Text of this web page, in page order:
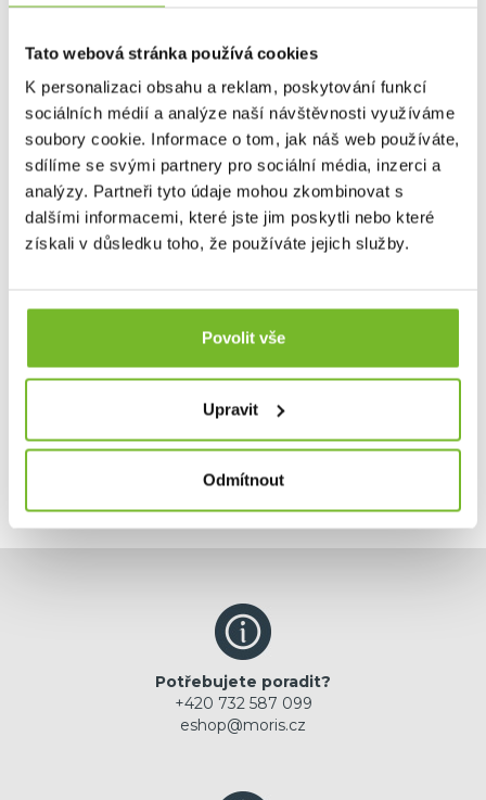
Tato webová stránka používá cookies
K personalizaci obsahu a reklam, poskytování funkcí
sociálních médií a analýze naší návštěvnosti využíváme
soubory cookie. Informace o tom, jak náš web používáte,
sdílíme se svými partnery pro sociální média, inzerci a
analýzy. Partneři tyto údaje mohou zkombinovat s
dalšími informacemi, které jste jim poskytli nebo které
získali v důsledku toho, že používáte jejich služby.
Povolit vše
Upravit
Odmítnout
Nůž Leatherman Skeletool KBX Paradise
Zavírací nůž Leatherman Skeletool KBX Zavírací nůž
Leatherma...
1 290 Kč
Skladem: posledních 10 ks
Kód: 833600
Potřebujete poradit?
+420 732 587 099
eshop@moris.cz